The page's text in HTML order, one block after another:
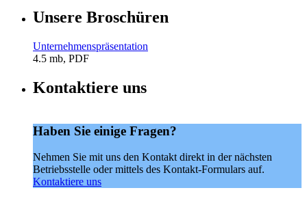
Unsere Broschüren
Unternehmenspräsentation
4.5 mb, PDF
Kontaktiere uns
Haben Sie einige Fragen?
Nehmen Sie mit uns den Kontakt direkt in der nächsten
Betriebsstelle oder mittels des Kontakt-Formulars auf.
Kontaktiere uns